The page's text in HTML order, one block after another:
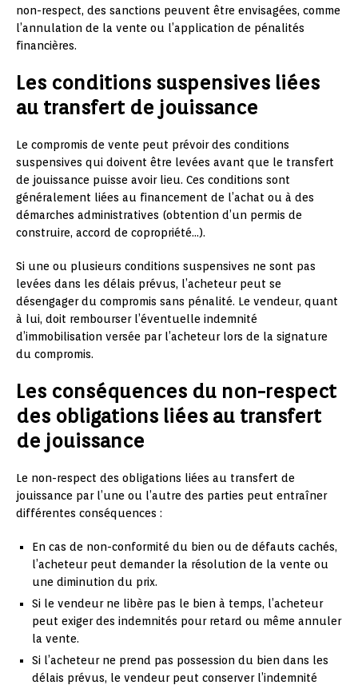
non-respect, des sanctions peuvent être envisagées, comme
l’annulation de la vente ou l’application de pénalités
financières.
Les conditions suspensives liées
au transfert de jouissance
Le compromis de vente peut prévoir des conditions
suspensives qui doivent être levées avant que le transfert
de jouissance puisse avoir lieu. Ces conditions sont
généralement liées au financement de l’achat ou à des
démarches administratives (obtention d’un permis de
construire, accord de copropriété…).
Si une ou plusieurs conditions suspensives ne sont pas
levées dans les délais prévus, l’acheteur peut se
désengager du compromis sans pénalité. Le vendeur, quant
à lui, doit rembourser l’éventuelle indemnité
d’immobilisation versée par l’acheteur lors de la signature
du compromis.
Les conséquences du non-respect
des obligations liées au transfert
de jouissance
Le non-respect des obligations liées au transfert de
jouissance par l’une ou l’autre des parties peut entraîner
différentes conséquences :
En cas de non-conformité du bien ou de défauts cachés,
l’acheteur peut demander la résolution de la vente ou
une diminution du prix.
Si le vendeur ne libère pas le bien à temps, l’acheteur
peut exiger des indemnités pour retard ou même annuler
la vente.
Si l’acheteur ne prend pas possession du bien dans les
délais prévus, le vendeur peut conserver l’indemnité